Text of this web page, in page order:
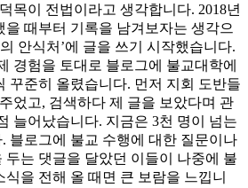
목이 전법이라고 생각합니다. 2018년
을 때부터 기록을 남겨보자는 생각으
안식처’에 글을 쓰기 시작했습니다.
경험을 토대로 블로그에 불교대학에
꾸준히 올렸습니다. 먼저 지회 도반들
었고, 검색하다 제 글을 보았다며 관
늘어났습니다. 지금은 3천 명이 넘는
블로그에 불교 수행에 대한 질문이나
두는 댓글을 달았던 이들이 나중에 불
을 전해 올 때면 큰 보람을 느낍니